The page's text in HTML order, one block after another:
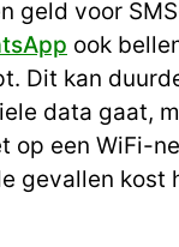
geld voor
ook
Dit kan
data gaat,
op een WiFi-
gevallen kost